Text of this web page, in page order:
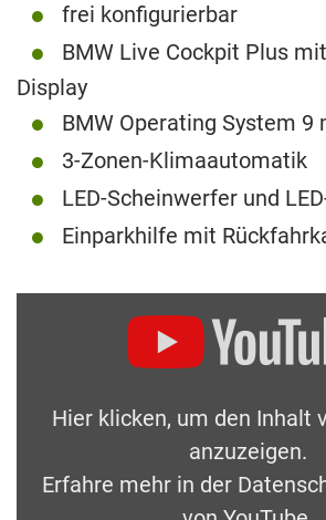
frei konfigurierbar
BMW Live Cockpit Plus
Display
BMW Operating System 9
3-Zonen-Klimaautomatik
LED-Scheinwerfer und
Einparkhilfe mit
Hier klicken, um den Inhalt
anzuzeigen.
Erfahre mehr in der